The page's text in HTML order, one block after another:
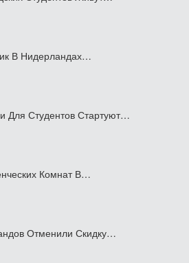
В Нидерландах…
Для Студентов Стартуют…
Комнат В…
Отменили Скидку…